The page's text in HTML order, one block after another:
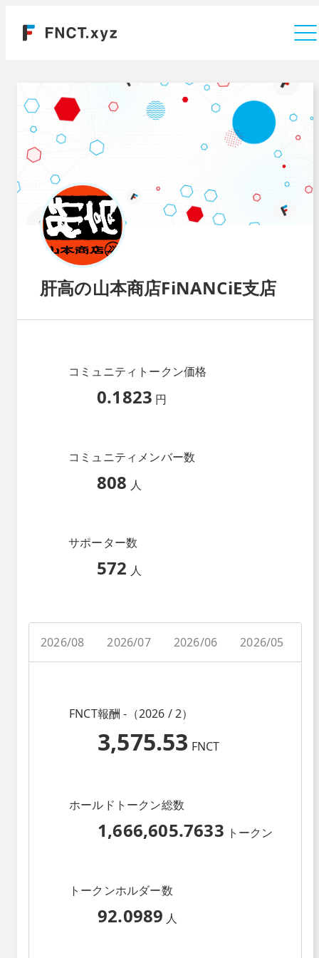
肝高の山本商店FiNANCiE支店
コミュニティトークン価格
0.1823 円
コミュニティメンバー数
808 人
サポーター数
572 人
2026/08 2026/07 2026/06 2026/05
FNCT報酬 -（2026 / 2）
3,575.53 FNCT
ホールドトークン総数
1,666,605.7633 トークン
トークンホルダー数
92.0989 人